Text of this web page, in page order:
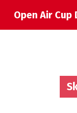
Open Air Cup